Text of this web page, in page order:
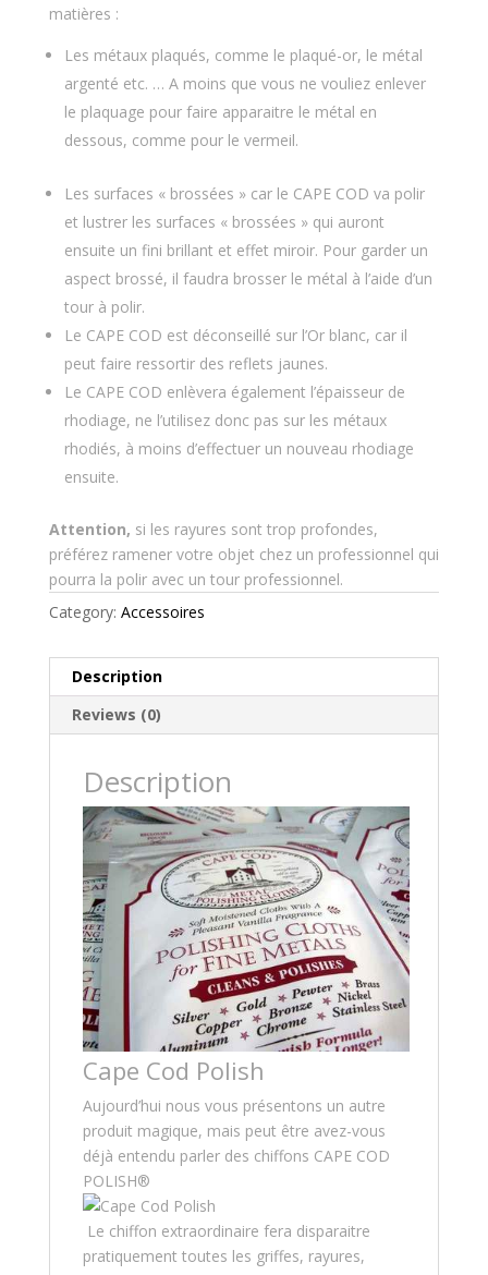
matières :
Les métaux plaqués, comme le plaqué-or, le métal
argenté etc. … A moins que vous ne vouliez enlever
le plaquage pour faire apparaitre le métal en
dessous, comme pour le vermeil.
Les surfaces « brossées » car le CAPE COD va polir
et lustrer les surfaces « brossées » qui auront
ensuite un fini brillant et effet miroir. Pour garder un
aspect brossé, il faudra brosser le métal à l’aide d’un
tour à polir.
Le CAPE COD est déconseillé sur l’Or blanc, car il
peut faire ressortir des reflets jaunes.
Le CAPE COD enlèvera également l’épaisseur de
rhodiage, ne l’utilisez donc pas sur les métaux
rhodiés, à moins d’effectuer un nouveau rhodiage
ensuite.
Attention, si les rayures sont trop profondes,
préférez ramener votre objet chez un professionnel qui
pourra la polir avec un tour professionnel.
Category: Accessoires
Description
Reviews (0)
Description
Cape Cod Polish
Aujourd’hui nous vous présentons un autre
produit magique, mais peut être avez-vous
déjà entendu parler des chiffons CAPE COD
POLISH®
Le chiffon extraordinaire fera disparaitre
pratiquement toutes les griffes, rayures,